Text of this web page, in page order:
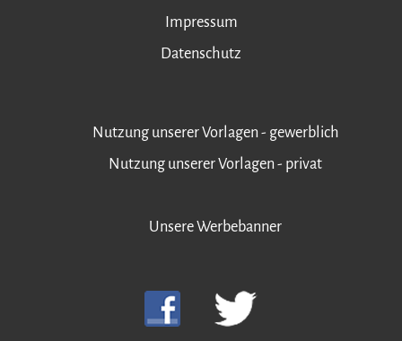
Impressum
Datenschutz
Nutzung unserer Vorlagen - gewerblich
Nutzung unserer Vorlagen - privat
Unsere Werbebanner